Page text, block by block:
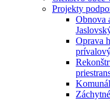
Projekty
Obnova
Oprava